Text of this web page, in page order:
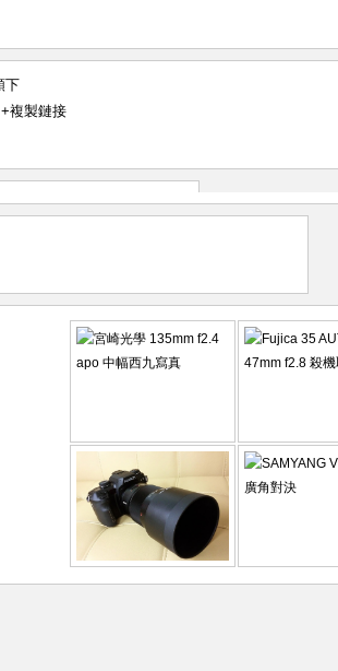
下
+複製鏈接